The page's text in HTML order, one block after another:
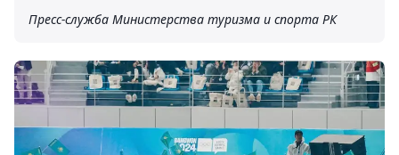
Пресс-служба Министерства туризма и спорта РК